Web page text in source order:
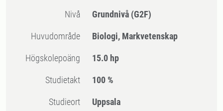
Nivå Grundnivå (G2F)
Huvudområde Biologi, Markvetenskap
högskolepoäng 15.0 hp
Studietakt 100 %
Studieort Uppsala